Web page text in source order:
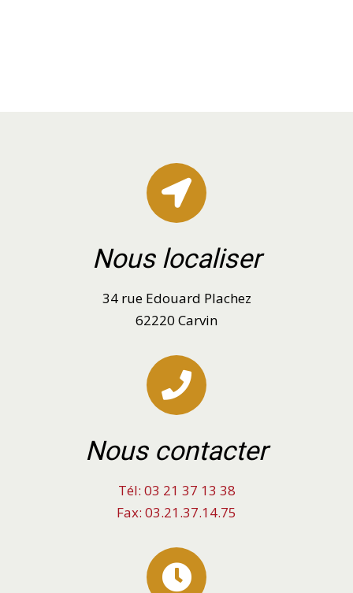
Nous localiser
34 rue Edouard Plachez
62220 Carvin
Nous contacter
Tél: 03 21 37 13 38
Fax: 03.21.37.14.75